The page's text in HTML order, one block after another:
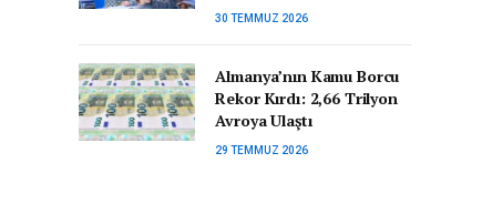
30 TEMMUZ 2026
Almanya’nın Kamu Borcu
Rekor Kırdı: 2,66 Trilyon
Avroya Ulaştı
29 TEMMUZ 2026